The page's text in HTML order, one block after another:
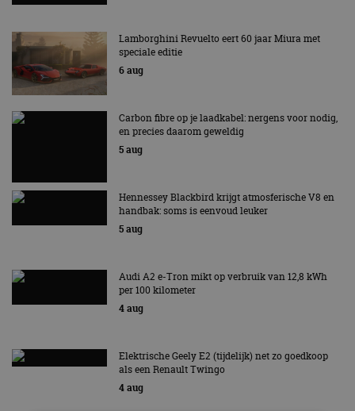
Lamborghini Revuelto eert 60 jaar Miura met
speciale editie
6 aug
Carbon fibre op je laadkabel: nergens voor nodig,
en precies daarom geweldig
5 aug
Hennessey Blackbird krijgt atmosferische V8 en
handbak: soms is eenvoud leuker
5 aug
Audi A2 e-Tron mikt op verbruik van 12,8 kWh
per 100 kilometer
4 aug
Elektrische Geely E2 (tijdelijk) net zo goedkoop
als een Renault Twingo
4 aug